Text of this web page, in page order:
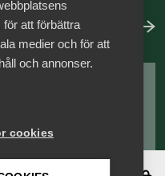
till vår digitala
för att förbättra
medier och för att
och annonser.
cookies